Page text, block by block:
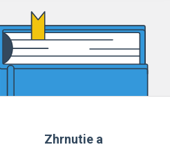
Zhrnutie a